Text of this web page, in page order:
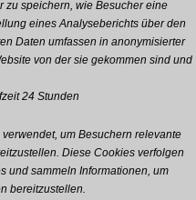
zu speichern, wie Besucher eine
eines Analyseberichts über den
Daten umfassen in anonymisierter
von der sie gekommen sind und
24 Stunden
um Besuchern relevante
Diese Cookies verfolgen
und sammeln Informationen, um
bereitzustellen.